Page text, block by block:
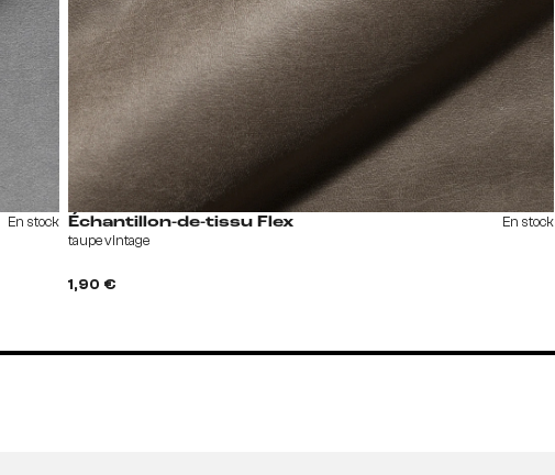
En stock Échantillon-de-tissu Flex
taupe vintage
1,90 €
En stock